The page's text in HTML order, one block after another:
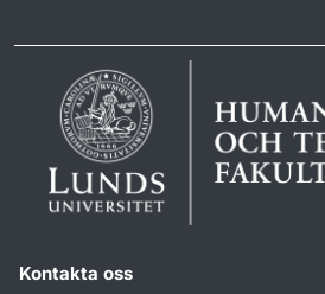
Kontakta oss